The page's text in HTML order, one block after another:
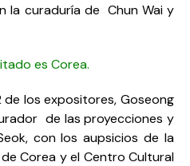
la curaduría de Chun Wai y
es Corea.
de los expositores, Goseong
de las proyecciones y
con los aupsicios de la
Corea y el Centro Cultural